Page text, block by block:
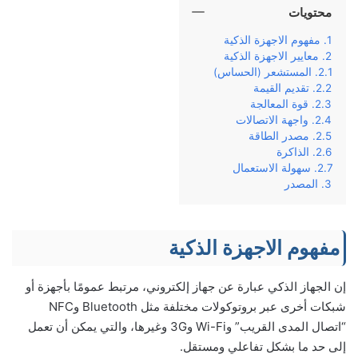
محتويات
مفهوم الاجهزة الذكية
معايير الاجهزة الذكية
المستشعر (الحساس)
تقديم القيمة
قوة المعالجة
واجهة الاتصالات
مصدر الطاقة
الذاكرة
سهولة الاستعمال
المصدر
مفهوم الاجهزة الذكية
إن الجهاز الذكي عبارة عن جهاز إلكتروني، مرتبط عمومًا بأجهزة أو
شبكات أخرى عبر بروتوكولات مختلفة مثل Bluetooth وNFC
“اتصال المدى القريب” وWi-Fi و3G وغيرها، والتي يمكن أن تعمل
إلى حد ما بشكل تفاعلي ومستقل.